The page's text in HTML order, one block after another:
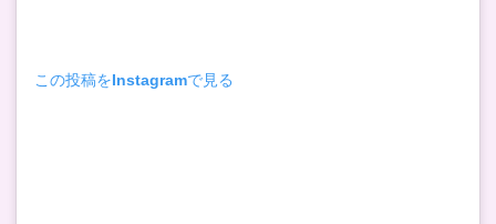
この投稿をInstagramで見る